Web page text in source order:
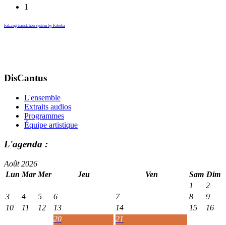
1
FaLang translation system by Faboba
DisCantus
L'ensemble
Extraits audios
Programmes
Équipe artistique
L'agenda :
Août 2026
Lun Mar Mer Jeu Ven Sam Dim
1
2
3
4 5 6 7 8
9
10
11 12 13 14 15 16
20 21